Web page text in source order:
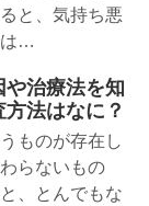
と、気持ち悪
は…
治療法を知
法はなに？
ものが存在し
らないもの
、とんでもな